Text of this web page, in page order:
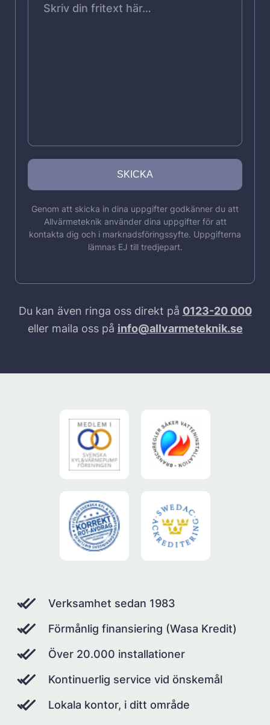
Genom att skicka in dina uppgifter godkänner du att
Allvärmeteknik använder dina uppgifter för att
kontakta dig och i marknadsföringssyfte. Uppgifterna
lämnas EJ till tredjepart.
Du kan även ringa oss direkt på 0123-20 000
eller maila oss på info@allvarmeteknik.se
Verksamhet sedan 1983
Förmånlig finansiering (Wasa Kredit)
Över 20.000 installationer
Kontinuerlig service vid önskemål
Lokala kontor, i ditt område